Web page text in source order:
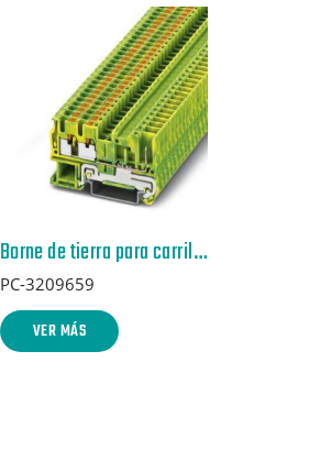
Borne de tierra para carril – PT 2,5-TWIN/1P-PE – 3209659
PC-3209659
VER MÁS